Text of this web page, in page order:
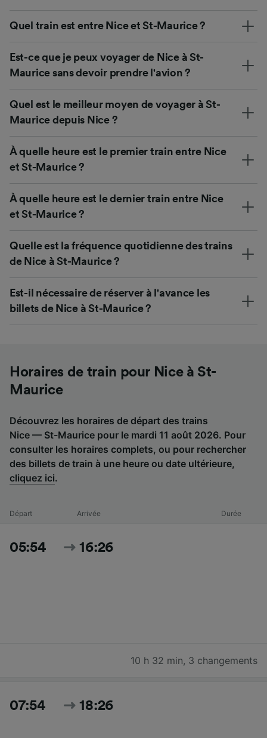
Quel train est entre Nice et St-Maurice ?
Est-ce que je peux voyager de Nice à St-
Maurice sans devoir prendre l'avion ?
Quel est le meilleur moyen de voyager à St-
Maurice depuis Nice ?
À quelle heure est le premier train entre Nice
et St-Maurice ?
À quelle heure est le dernier train entre Nice
et St-Maurice ?
Quelle est la fréquence quotidienne des trains
de Nice à St-Maurice ?
Est-il nécessaire de réserver à l'avance les
billets de Nice à St-Maurice ?
Horaires de train pour Nice à St-
Maurice
Découvrez les horaires de départ des trains
Nice — St-Maurice pour le mardi 11 août 2026. Pour
consulter les horaires complets, ou pour rechercher
des billets de train à une heure ou date ultérieure,
cliquez ici.
Départ Arrivée Durée
05:54 16:26
10 h 32 min, 3 changements
07:54 18:26